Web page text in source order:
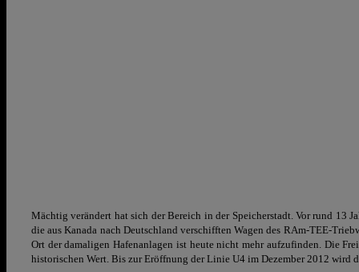
Mächtig verändert hat sich der Bereich in der Speicherstadt. Vor rund 13
die aus Kanada nach Deutschland verschifften Wagen des RAm-TEE-
Ort der damaligen Hafenanlagen ist heute nicht mehr aufzufinden. Die
historischen Wert. Bis zur Eröffnung der Linie U4 im Dezember 2012